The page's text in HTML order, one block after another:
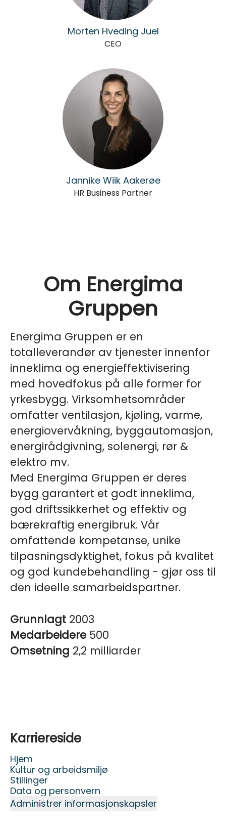
Morten Hveding Juel
CEO
Jannike Wiik Aakerøe
HR Business Partner
Om Energima
Gruppen
Energima Gruppen er en
totalleverandør av tjenester innenfor
inneklima og energieffektivisering
med hovedfokus på alle former for
yrkesbygg. Virksomhetsområder
omfatter ventilasjon, kjøling, varme,
energiovervåkning, byggautomasjon,
energirådgivning, solenergi, rør &
elektro mv.
Med Energima Gruppen er deres
bygg garantert et godt inneklima,
god driftssikkerhet og effektiv og
bærekraftig energibruk. Vår
omfattende kompetanse, unike
tilpasningsdyktighet, fokus på kvalitet
og god kundebehandling - gjør oss til
den ideelle samarbeidspartner.
Grunnlagt 2003
Medarbeidere 500
Omsetning 2,2 milliarder
Karriereside
Hjem
Kultur og arbeidsmiljø
Stillinger
Data og personvern
Administrer informasjonskapsler